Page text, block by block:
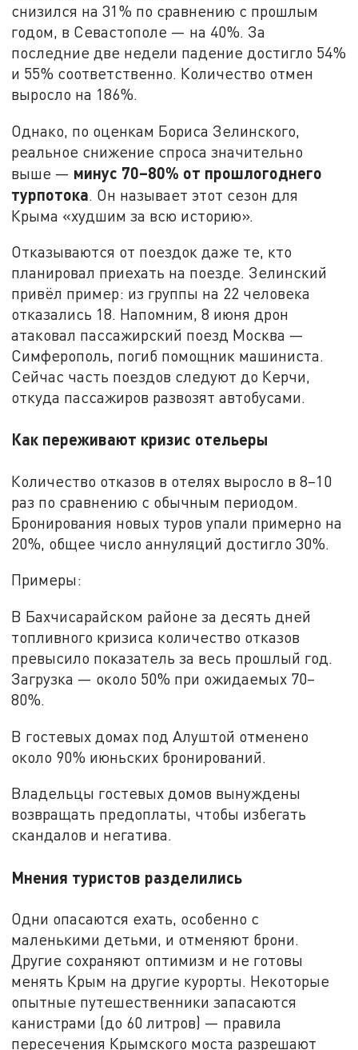
снизился на 31% по сравнению с прошлым
годом, в Севастополе — на 40%. За
последние две недели падение достигло 54%
и 55% соответственно. Количество отмен
выросло на 186%.
Однако, по оценкам Бориса Зелинского,
реальное снижение спроса значительно
выше — минус 70–80% от прошлогоднего
турпотока . Он называет этот сезон для
Крыма «худшим за всю историю».
Отказываются от поездок даже те, кто
планировал приехать на поезде. Зелинский
привёл пример: из группы на 22 человека
отказались 18. Напомним, 8 июня дрон
атаковал пассажирский поезд Москва —
Симферополь, погиб помощник машиниста.
Сейчас часть поездов следуют до Керчи,
откуда пассажиров развозят автобусами.
Как переживают кризис отельеры
Количество отказов в отелях выросло в 8–10
раз по сравнению с обычным периодом.
Бронирования новых туров упали примерно на
20%, общее число аннуляций достигло 30%.
Примеры:
В Бахчисарайском районе за десять дней
топливного кризиса количество отказов
превысило показатель за весь прошлый год.
Загрузка — около 50% при ожидаемых 70–
80%.
В гостевых домах под Алуштой отменено
около 90% июньских бронирований.
Владельцы гостевых домов вынуждены
возвращать предоплаты, чтобы избегать
скандалов и негатива.
Мнения туристов разделились
Одни опасаются ехать, особенно с
маленькими детьми, и отменяют брони.
Другие сохраняют оптимизм и не готовы
менять Крым на другие курорты. Некоторые
опытные путешественники запасаются
канистрами (до 60 литров) — правила
пересечения Крымского моста разрешают